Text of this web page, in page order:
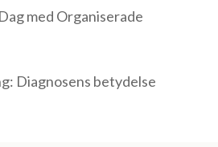
med Organiserade
Diagnosens betydelse